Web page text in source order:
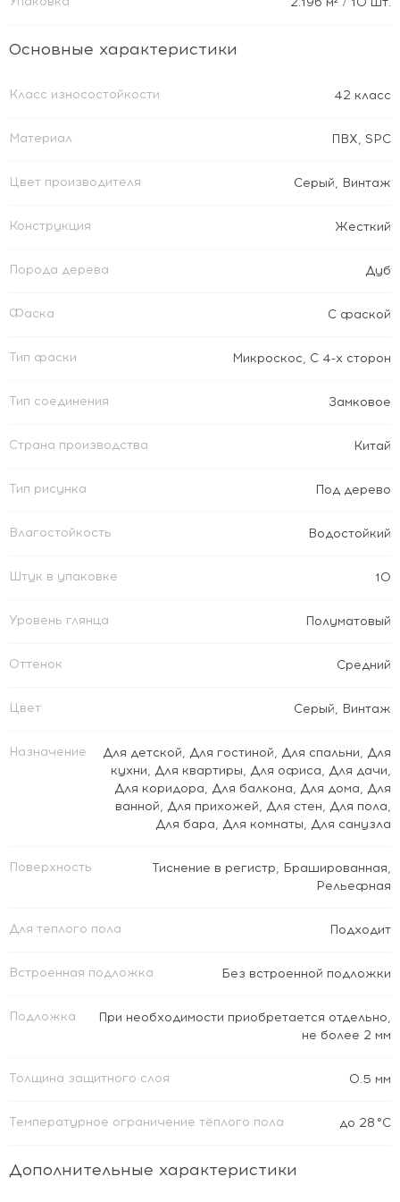
Основные характеристики
Класс износостойкости 42 класс
Материал ПВХ, SPC
Цвет производителя Серый, Винтаж
Конструкция Жесткий
Порода дерева Дуб
Фаска С фаской
Тип фаски Микроскос, С 4-х сторон
Тип соединения Замковое
Страна производства Китай
Тип рисунка Под дерево
Влагостойкость Водостойкий
Штук в упаковке 10
Уровень глянца Полуматовый
Оттенок Средний
Цвет Серый, Винтаж
Назначение Для детской, Для гостиной, Для спальни, Для
кухни, Для квартиры, Для офиса, Для дачи,
Для коридора, Для балкона, Для дома, Для
ванной, Для прихожей, Для стен, Для пола,
Для бара, Для комнаты, Для санузла
Поверхность Тиснение в регистр, Брашированная,
Рельефная
Для теплого пола Подходит
Встроенная подложка Без встроенной подложки
Подложка
При необходимости приобретается отдельно,
не более 2 мм
Толщина защитного слоя 0.5 мм
Температурное ограничение тёплого пола до 28 °C
Дополнительные характеристики